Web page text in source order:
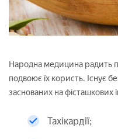
Народна медицина радить
подвоює їх користь. Існує
заснованих на фісташкових
Тахікардії;